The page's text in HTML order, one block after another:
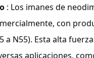
: Los imanes de
con
a N55). Esta alta
aplicaciones,